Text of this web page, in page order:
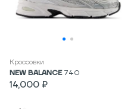
Кроссовки
NEW BALANCE 740
14,000 ₽